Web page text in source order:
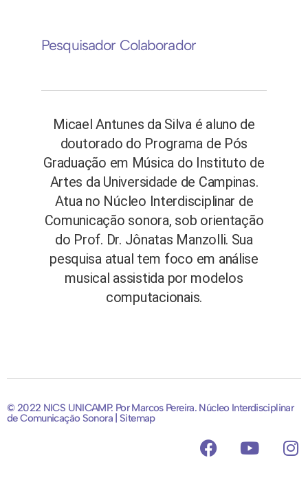
Pesquisador Colaborador
Micael Antunes da Silva é aluno de
doutorado do Programa de Pós
Graduação em Música do Instituto de
Artes da Universidade de Campinas.
Atua no Núcleo Interdisciplinar de
Comunicação sonora, sob orientação
do Prof. Dr. Jônatas Manzolli. Sua
pesquisa atual tem foco em análise
musical assistida por modelos
computacionais.
© 2022 NICS UNICAMP. Por Marcos Pereira. Núcleo Interdisciplinar
de Comunicação Sonora | Sitemap